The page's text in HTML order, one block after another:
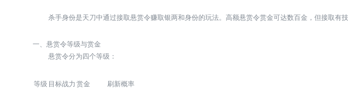
杀手身份是天刀中通过接取悬赏令赚取银两和身份的玩法。高额悬赏令赏金可达数百金，但接取有
一、悬赏令等级与赏金
悬赏令分为四个等级：
等级 目标战力 赏金
刷新概率